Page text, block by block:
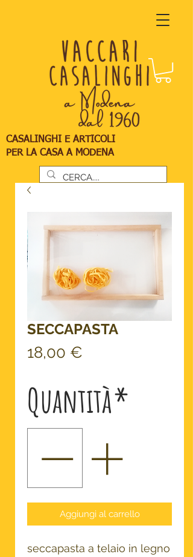
CASALINGHI E ARTICOLI
PER LA CASA A MODENA
SECCAPASTA
18,00 €
Quantità*
Aggiungi al carrello
seccapasta a telaio in legno